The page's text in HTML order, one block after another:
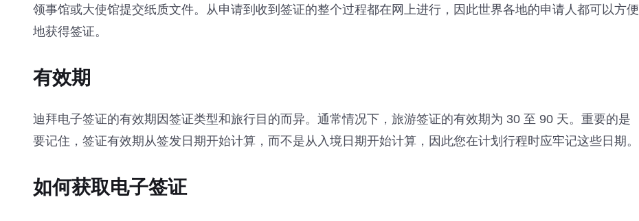
领事馆或大使馆提交纸质文件。从申请到收到签证的整个过程都在网上进行，因此世界各地的申请人都可以方便
地获得签证。
有效期
迪拜电子签证的有效期因签证类型和旅行目的而异。通常情况下，旅游签证的有效期为 30 至 90 天。重要的是
要记住，签证有效期从签发日期开始计算，而不是从入境日期开始计算，因此您在计划行程时应牢记这些日期。
如何获取电子签证